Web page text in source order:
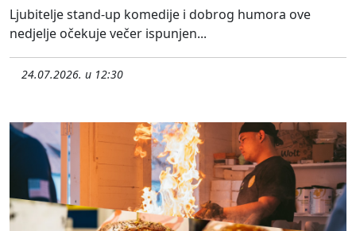
Ljubitelje stand-up komedije i dobrog humora ove
nedjelje očekuje večer ispunjen...
24.07.2026. u 12:30